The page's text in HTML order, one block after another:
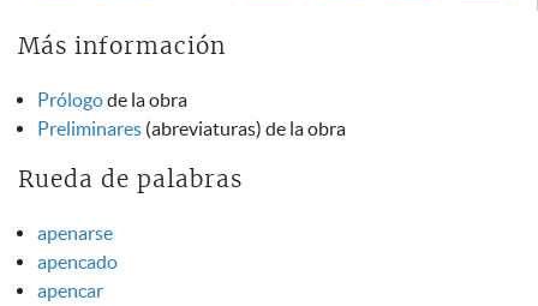
Más información
Prólogode la obra
Preliminares (abreviaturas) de la obra
Rueda de palabras
apenarse
apencado
apencar